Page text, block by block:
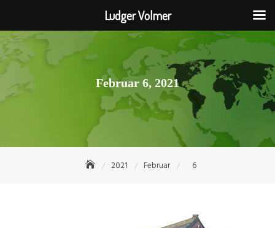
Skip
to
content
Februar 6, 2021
2021 Februar 6
Ludger Volmer